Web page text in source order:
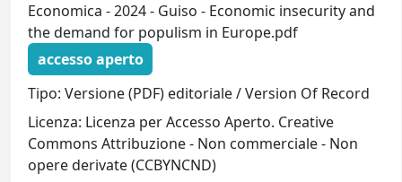
Economica - 2024 - Guiso - Economic insecurity and
the demand for populism in Europe.pdf
accesso aperto
Tipo: Versione (PDF) editoriale / Version Of Record
Licenza: Licenza per Accesso Aperto. Creative
Commons Attribuzione - Non commerciale - Non
opere derivate (CCBYNCND)